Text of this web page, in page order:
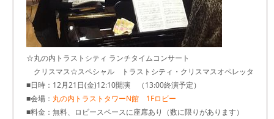
☆丸の内トラストシティ ランチタイムコンサート
クリスマス☆スペシャル トラストシティ・クリスマスオペレッタ
■日時：12月21日(金)12:10開演 （13:00終演予定）
■会場： 丸の内トラストタワーN館 1Fロビー
■料金：無料、ロビースペースに座席あり（数に限りがあります）